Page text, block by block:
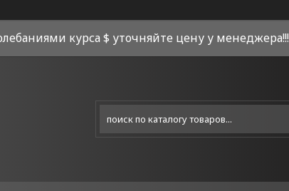
курса $ уточняйте цену у менеджера!!!